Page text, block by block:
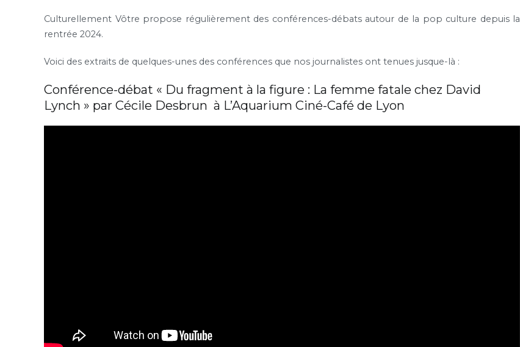
Culturellement Vôtre propose régulièrement des conférences-débats autour de la pop culture depuis la
rentrée 2024.
Voici des extraits de quelques-unes des conférences que nos journalistes ont tenues jusque-là :
Conférence-débat « Du fragment à la figure : La femme fatale chez David
Lynch » par Cécile Desbrun à L’Aquarium Ciné-Café de Lyon